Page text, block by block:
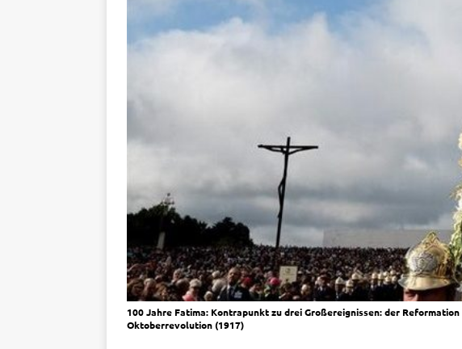
100 Jahre Fatima: Kontrapunkt zu drei Großereignissen: der
Oktoberrevolution (1917)